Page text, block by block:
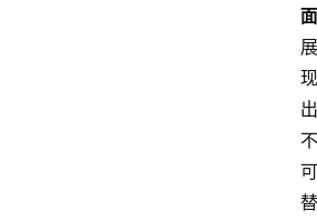
面
展
现
出
不
可
替